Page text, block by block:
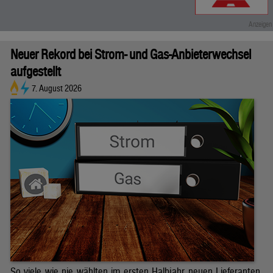
Neuer Rekord bei Strom- und Gas-Anbieterwechsel
aufgestellt
7. August 2026